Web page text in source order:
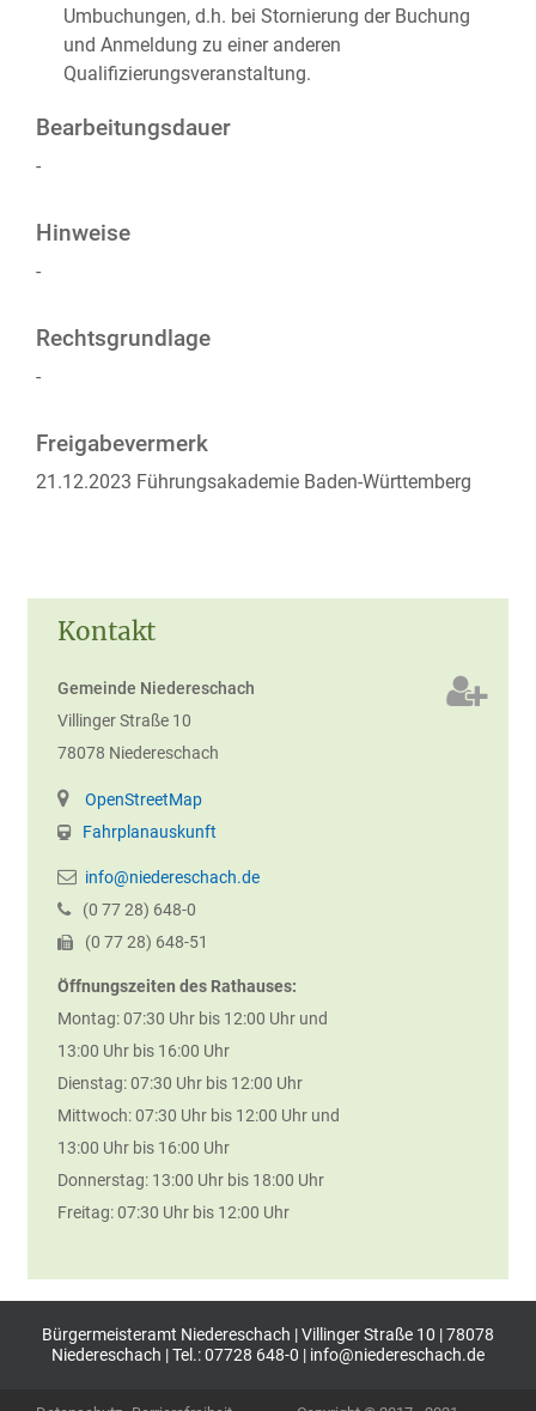
Kontakt
Gemeinde Niedereschach
Villinger Straße 10
78078 Niedereschach
OpenStreetMap
Fahrplanauskunft
info@niedereschach.de
(0 7728) 648-0
(0 7728) 648-51
Öffnungszeiten des Rathauses:
Montag: 07:30 Uhr bis 12:00 Uhr und
13:00 Uhr bis 16:00 Uhr
Dienstag: 07:30 Uhr bis 12:00 Uhr
Mittwoch: 07:30 Uhr bis 12:00 Uhr und
13:00 Uhr bis 16:00 Uhr
Donnerstag: 13:00 Uhr bis 18:00 Uhr
Freitag: 07:30 Uhr bis 12:00 Uhr
Umbuchungen, d.h. bei Stornierung der Buchung
und Anmeldung zu einer anderen
Qualifizierungsveranstaltung.
Bearbeitungsdauer
-
Hinweise
-
Rechtsgrundlage
-
Freigabevermerk
21.12.2023 Führungsakademie Baden-Württemberg
Bürgermeisteramt Niedereschach | Villinger Straße 10 | 78078
Niedereschach | Tel.: 07728 648-0 | info@niedereschach.de